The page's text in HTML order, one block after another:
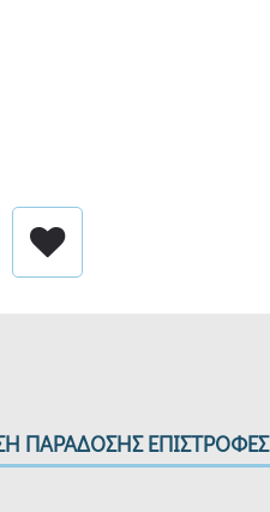
ΠΑΡΑΔΟΣΗΣ ΕΠΙΣΤΡΟΦΕΣ